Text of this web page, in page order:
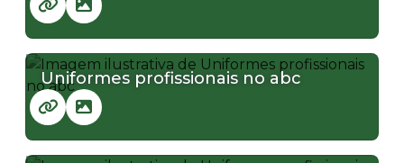
Uniformes profissionais no abc